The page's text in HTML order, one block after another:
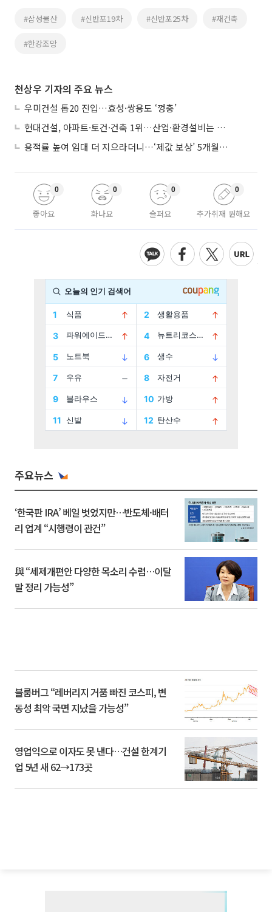
#삼성물산 #신반포19차 #신반포25차 #재건축
#한강조망
천상우 기자의 주요 뉴스
우미건설 톱20 진입…효성·쌍용도 ‘껑충’
현대건설, 아파트·토건·건축 1위…산업·환경설비는 삼성E&A
용적률 높여 임대 더 지으라더니…‘제값 보상’ 5개월째 국회에 발목
좋아요
0
화나요
0
슬퍼요
0
추가취재 원해요
0
주요뉴스
‘한국판 IRA’ 베일 벗었지만…반도체·배터
리 업계 “시행령이 관건”
與 “세제개편안 다양한 목소리 수렴…이달
말 정리 가능성”
블룸버그 “레버리지 거품 빠진 코스피, 변
동성 최악 국면 지났을 가능성”
영업익으로 이자도 못 낸다…건설 한계기
업 5년 새 62→173곳